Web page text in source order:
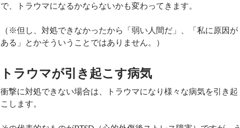
で、トラウマになるかならないかも変わってきます。
（※但し、対処できなかったから「弱い人間だ」、「私に原因が
ある」とかそういうことではありません。）
トラウマが引き起こす病気
衝撃に対処できない場合は、トラウマになり様々な病気を引き起
こします。